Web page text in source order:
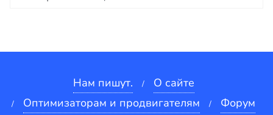
Нам пишут.
О сайте
Оптимизаторам и продвигателям
Форум